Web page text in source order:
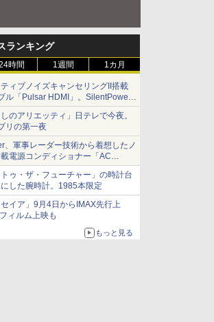
ランキング
時間 1週間 1カ月
ィブノイズキャンセリングII搭載
ル「Pulsar HDMI」。SilentPower
しのアリエッティ」日テレで今夜。
リの第一夜
、軍事レーダー技術から着想したノ
電源コンディショナー「AC
トゥ・ザ・フューチャー」の時計台
した腕時計。1985本限定
セイア」9月4日からIMAX先行上
ィルム上映も
もっと見る